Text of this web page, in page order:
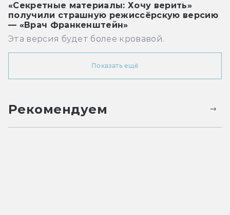
«Секретные материалы: Хочу верить»
получили страшную режиссёрскую версию
— «Врач Франкенштейн»
Эта версия будет более кровавой.
Показать ещё
Рекомендуем